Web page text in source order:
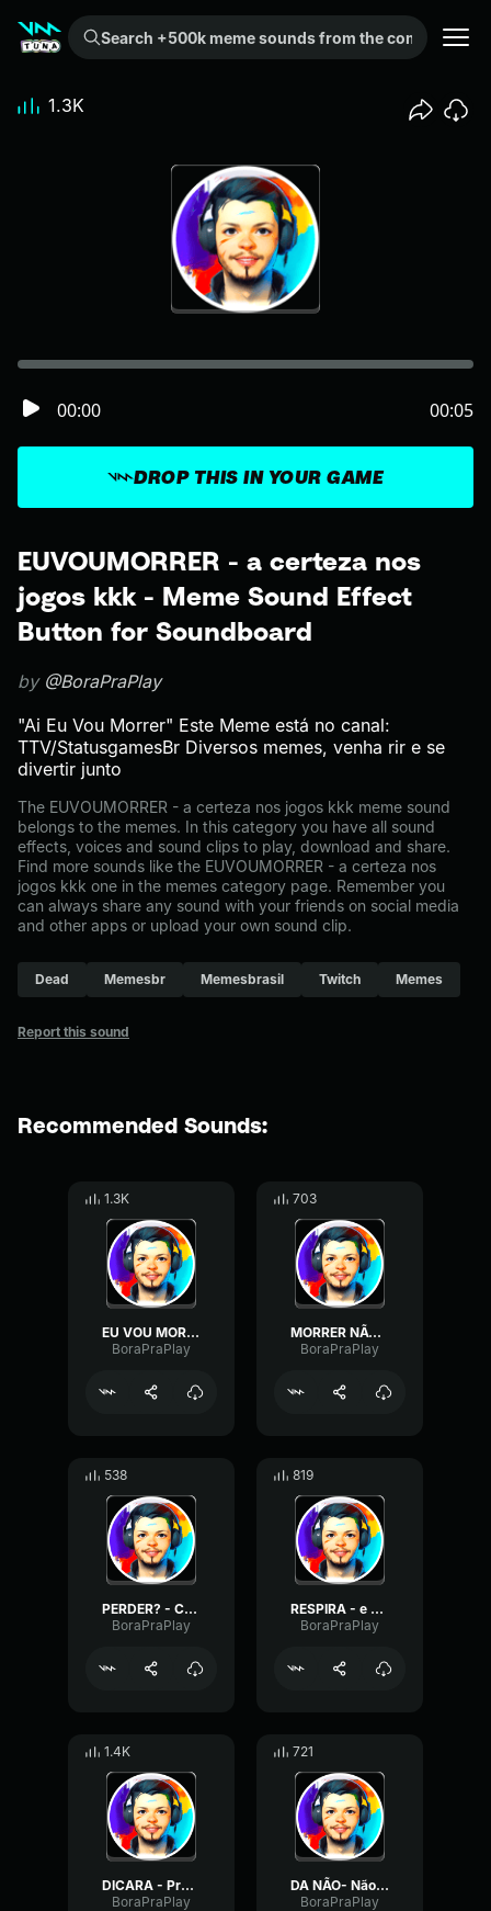
Search +500k meme sounds from the community...
EUVOUMORRER - a certeza nos
jogos kkk - Meme Sound Effect
Button for Soundboard
by @BoraPraPlay
"Ai Eu Vou Morrer" Este Meme está no canal:
TTV/StatusgamesBr Diversos memes, venha rir e se
divertir junto
The EUVOUMORRER - a certeza nos jogos kkk meme sound
belongs to the memes. In this category you have all sound
effects, voices and sound clips to play, download and share.
Find more sounds like the EUVOUMORRER - a certeza nos
jogos kkk one in the memes category page. Remember you
can always share any sound with your friends on social media
and other apps or upload your own sound clip.
Dead Memesbr Memesbrasil Twitch Memes
Report this sound
DROP THIS IN YOUR GAME
00:00 00:05
1.3K
Recommended Sounds:
1.3K
EU VOU MORRER.. EU VOU MORRER..
BoraPraPlay
703
MORRER NÃO - Cê Não Pode Morrer Não
BoraPraPlay
538
PERDER? - Como que eu posso perder, senão perdi?
BoraPraPlay
819
RESPIRA - e não enlouquece kkk
BoraPraPlay
1.4K
DICARA - Pra morte, Tô di cara pra morte
BoraPraPlay
721
DA NÃO- Não dá mesmo não mano
BoraPraPlay